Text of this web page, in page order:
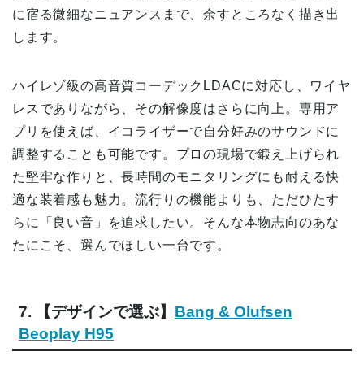
に宿る微細なニュアンスまで、余すところなく描き出
します。
ハイレゾ級の高音質コーデックLDACに対応し、ワイヤ
レスでありながら、その解像度はさらに向上。専用ア
プリを使えば、イコライザーで自分好みのサウンドに
調整することも可能です。プロの現場で鍛え上げられ
た堅牢な作りと、長時間のモニタリングにも耐える快
適な装着感も魅力。流行りの機能よりも、ただひたす
らに「良い音」を追求したい。そんな本物志向のあな
たにこそ、選んでほしい一台です。
7. 【デザインで選ぶ】 Bang & Olufsen
Beoplay H95